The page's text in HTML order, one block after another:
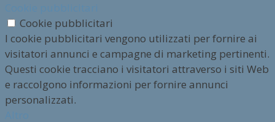
Cookie pubblicitari
I cookie pubblicitari vengono utilizzati per fornire ai
visitatori annunci e campagne di marketing pertinenti.
Questi cookie tracciano i visitatori attraverso i siti Web
e raccolgono informazioni per fornire annunci
personalizzati.